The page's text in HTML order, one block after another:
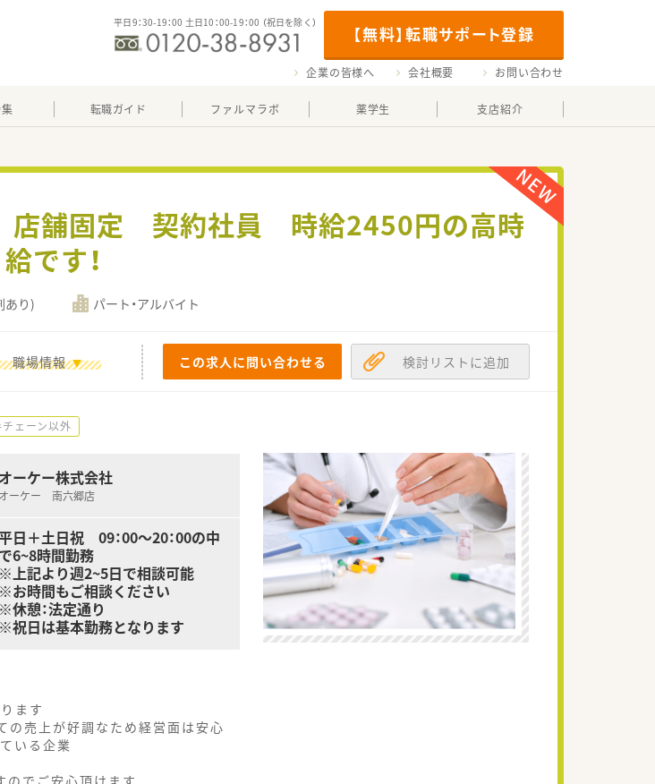
【無料】転職サポート登録
平日9：30-19：00 土日10：00-19：00 （祝日を除く）
企業の皆様へ 会社概要 お問い合わせ
転職ガイド ファルマラボ 薬学生 支店紹介
店舗固定 契約社員 時給2450円の高時
給です！
あり) パート・アルバイト
職場情報 この求人に問い合わせる 検討リストに追加
ェーン以外
オーケー株式会社
オーケー 南六郷店
日＋土日祝 09：00～20：00の中
で6~8時間勤務
※上記より週2~5日で相談可能
※お時間もご相談ください
※休憩：法定通り
※祝日は基本勤務となります
ます
の売上が好調なため経営面は安心
いる企業
でご安心頂けます